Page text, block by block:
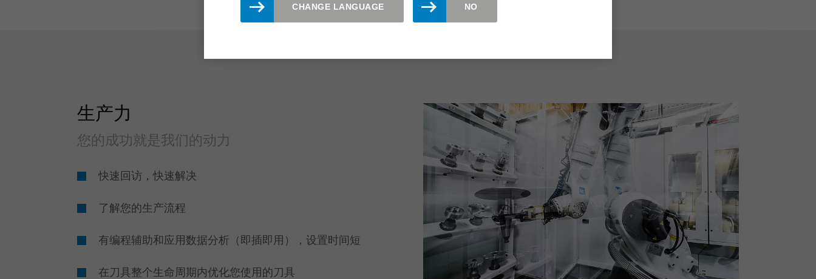
生产力
您的成功就是我们的动力
快速回访，快速解决
了解您的生产流程
有编程辅助和应用数据分析（即插即用），设置时间短
在刀具整个生命周期内优化您使用的刀具
CHANGE LANGUAGE NO